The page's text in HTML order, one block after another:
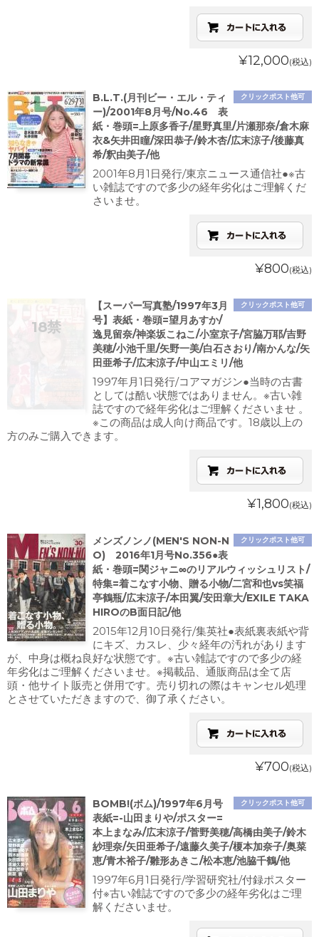
¥12,000(税込)
クリックポスト他可
B.L.T.(月刊ビー・エル・ティ
ー)/2001年8月号/No.46 表
紙・巻頭=上原多香子/星野真里/片瀬那奈/倉木麻
衣&矢井田瞳/深田恭子/鈴木杏/広末涼子/後藤真
希/釈由美子/他
2001年8月1日発行/東京ニュース通信社●※古
い雑誌ですので多少の経年劣化はご理解くだ
さいませ。
¥800(税込)
クリックポスト他可
【スーパー写真塾/1997年3月
号】表紙・巻頭=望月あすか/
逸見留奈/神楽坂こねこ/小室京子/宮脇万耶/吉野
美穂/小池千里/矢野一美/白石さおり/南かんな/矢
田亜希子/広末涼子/中山エミリ/他
1997年月1日発行/コアマガジン●当時の古書
としては酷い状態ではありません。※古い雑
誌ですので経年劣化はご理解くださいませ 。
※この商品は成人向け商品です。18歳以上の
方のみご購入できます。
¥1,800(税込)
クリックポスト他可
メンズノンノ(MEN'S NON-N
O) 2016年1月号No.356●表
紙・巻頭=関ジャニ∞のリアルウィッシュリスト/
特集=着こなす小物、贈る小物/二宮和也vs笑福
亭鶴瓶/広末涼子/本田翼/安田章大/EXILE TAKA
HIROのB面日記/他
2015年12月10日発行/集英社●表紙裏表紙や背
にキズ、カスレ、少々経年の汚れがあります
が、中身は概ね良好な状態です。※古い雑誌ですので多少の経
年劣化はご理解くださいませ。※掲載品、通販商品は全て店
頭・他サイト販売と併用です。売り切れの際はキャンセル処理
とさせていただきますので、御了承ください。
¥700(税込)
クリックポスト他可
BOMB!(ボム)/1997年6月号
表紙=-山田まりや/ポスター=
本上まなみ/広末涼子/菅野美穂/高橋由美子/鈴木
紗理奈/矢田亜希子/遠藤久美子/榎本加奈子/奥菜
恵/青木裕子/雛形あきこ/松本恵/池脇千鶴/他
1997年6月1日発行/学習研究社/付録ポスター
付※古い雑誌ですので多少の経年劣化はご理
解くださいませ。